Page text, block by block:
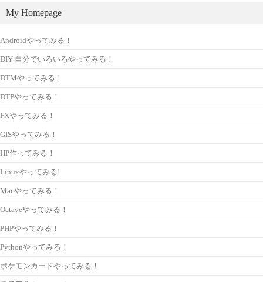
My Homepage
Androidやってみる！
DIY 自分でいろいろやってみる！
DTMやってみる！
DTPやってみる！
FXやってみる！
GISやってみる！
HP作ってみる！
Linuxやってみる!
Macやってみる！
Octaveやってみる！
PHPやってみる！
Pythonやってみる！
ポケモンカードやってみる！